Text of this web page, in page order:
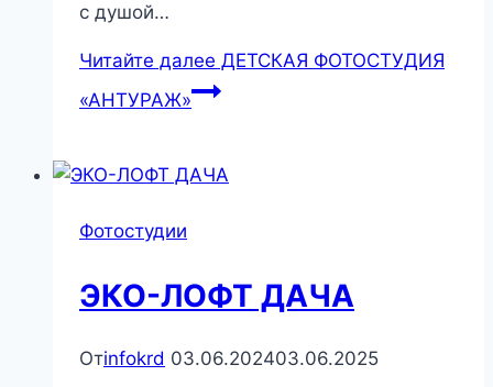
с душой…
Читайте далее ДЕТСКАЯ ФОТОСТУДИЯ
«АНТУРАЖ»
Фотостудии
ЭКО-ЛОФТ ДАЧА
Отinfokrd 03.06.202403.06.2025